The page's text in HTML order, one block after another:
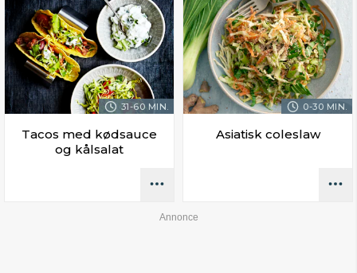
31-60 MIN.
Tacos med kødsauce
og kålsalat
0-30 MIN.
Asiatisk coleslaw